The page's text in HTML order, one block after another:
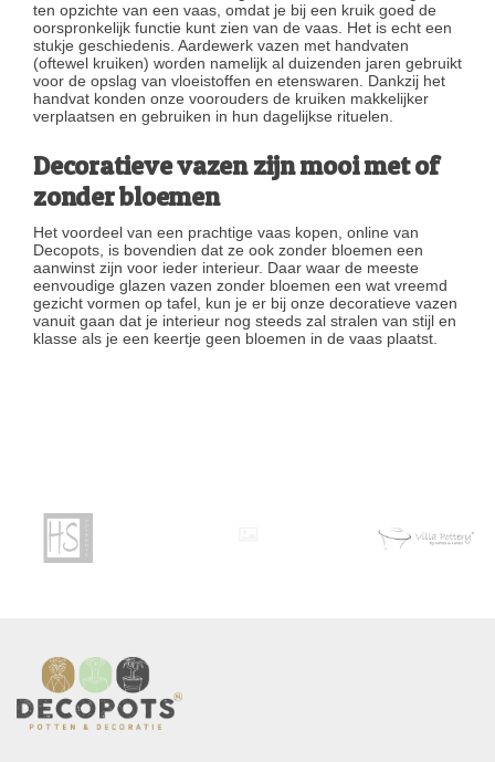
ten opzichte van een vaas, omdat je bij een kruik goed de
oorspronkelijk functie kunt zien van de vaas. Het is echt een
stukje geschiedenis. Aardewerk vazen met handvaten
(oftewel kruiken) worden namelijk al duizenden jaren gebruikt
voor de opslag van vloeistoffen en etenswaren. Dankzij het
handvat konden onze voorouders de kruiken makkelijker
verplaatsen en gebruiken in hun dagelijkse rituelen.
Decoratieve vazen zijn mooi met of
zonder bloemen
Het voordeel van een prachtige vaas kopen, online van
Decopots, is bovendien dat ze ook zonder bloemen een
aanwinst zijn voor ieder interieur. Daar waar de meeste
eenvoudige glazen vazen zonder bloemen een wat vreemd
gezicht vormen op tafel, kun je er bij onze decoratieve vazen
vanuit gaan dat je interieur nog steeds zal stralen van stijl en
klasse als je een keertje geen bloemen in de vaas plaatst.